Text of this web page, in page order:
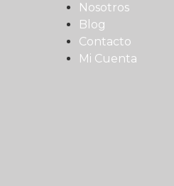
Nosotros
Blog
Contacto
Mi Cuenta